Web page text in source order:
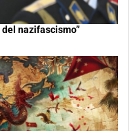
nazifascismo”